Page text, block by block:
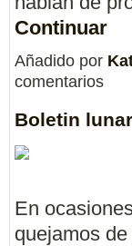
Continuar
Añadido por
comentarios
Boletin
En
quejamos